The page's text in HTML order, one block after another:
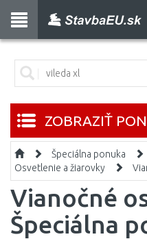
ZOBRAZIŤ
Špeciálna ponuka
Osvetlenie a žiarovky
Vianočné
Špeciálna